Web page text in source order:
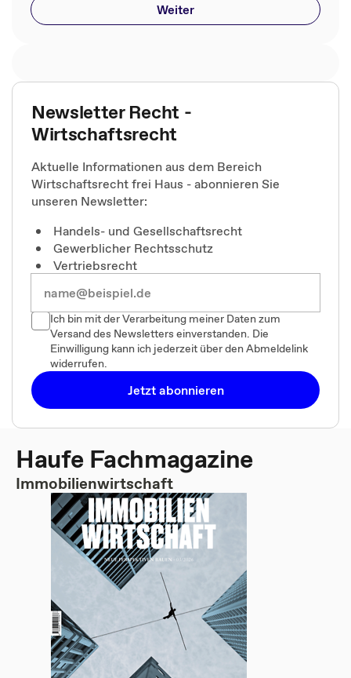
Weiter
Newsletter Recht -
Wirtschaftsrecht
Aktuelle Informationen aus dem Bereich
Wirtschaftsrecht frei Haus - abonnieren Sie
unseren Newsletter:
Handels- und Gesellschaftsrecht
Gewerblicher Rechtsschutz
Vertriebsrecht
Ich bin mit der Verarbeitung meiner Daten zum
Versand des Newsletters einverstanden. Die
Einwilligung kann ich jederzeit über den Abmeldelink
widerrufen.
Jetzt abonnieren
Haufe Fachmagazine
Immobilienwirtschaft